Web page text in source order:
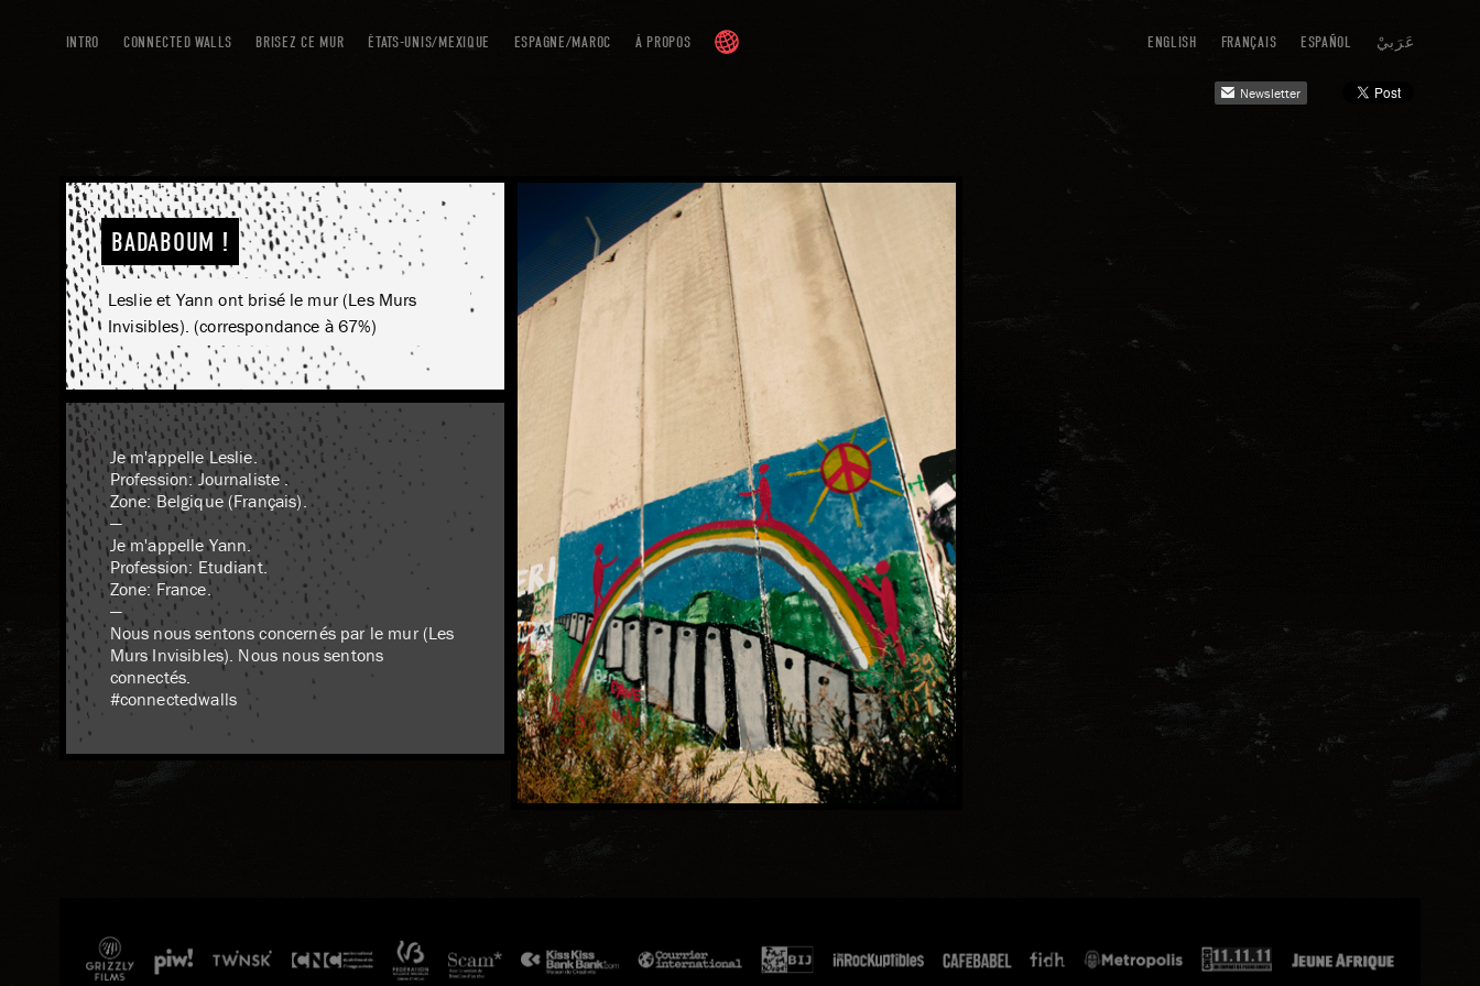
ENGLISH FRANÇAIS ESPAÑOL عَرَبيْ INTRO CONNECTED WALLS BRISEZ CE MUR ÉTATS-UNIS/MEXIQUE ESPAGNE/MAROC À PROPOS
mail Newsletter
BADABOUM !
Leslie et Yann ont brisé le mur (Les Murs
Invisibles). (correspondance à 67%)
Je m'appelle Leslie.
Profession: Journaliste .
Zone: Belgique (Français).
—
Je m'appelle Yann.
Profession: Etudiant.
Zone: France.
—
Nous nous sentons concernés par le mur (Les
Murs Invisibles). Nous nous sentons
connectés.
#connectedwalls